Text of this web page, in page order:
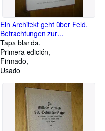
Ein Architekt geht über Feld.
Betrachtungen zur
Baugestaltung (signiert)
Tapa blanda
Primera edición
Firmado
Usado